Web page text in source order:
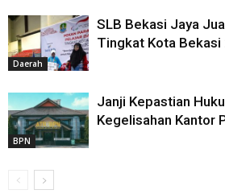
Daerah
SLB Bekasi Jaya
Tingkat Kota Bekasi
BPN
Janji Kepastian
Kegelisahan Kantor